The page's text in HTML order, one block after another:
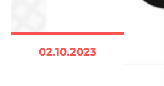
02.10.2023